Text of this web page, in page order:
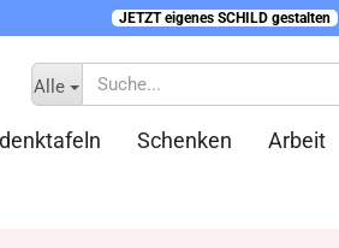
JETZT eigenes SCHILD gestalten
Alle
Schenken Arbeit